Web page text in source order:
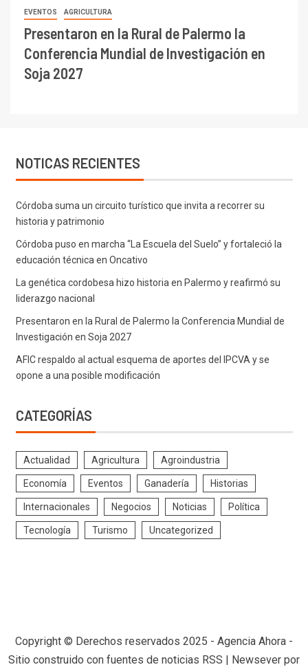
EVENTOS AGRICULTURA
Presentaron en la Rural de Palermo la
Conferencia Mundial de Investigación en
Soja 2027
NOTICAS RECIENTES
Córdoba suma un circuito turístico que invita a recorrer su
historia y patrimonio
Córdoba puso en marcha “La Escuela del Suelo” y fortaleció la
educación técnica en Oncativo
La genética cordobesa hizo historia en Palermo y reafirmó su
liderazgo nacional
Presentaron en la Rural de Palermo la Conferencia Mundial de
Investigación en Soja 2027
AFIC respaldo al actual esquema de aportes del IPCVA y se
opone a una posible modificación
CATEGORÍAS
Actualidad Agricultura Agroindustria
Economía Eventos Ganadería Historias
Internacionales Negocios Noticias Política
Tecnología Turismo Uncategorized
Copyright © Derechos reservados 2025 - Agencia Ahora -
Sitio construido con fuentes de noticias RSS
Newsever por